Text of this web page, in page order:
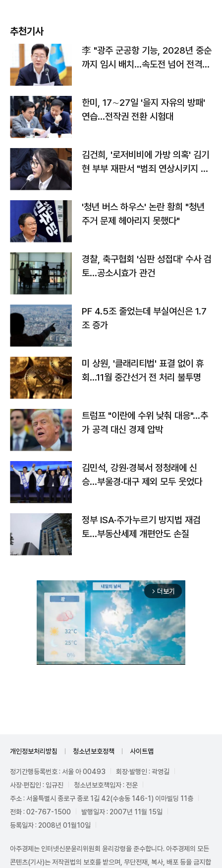
추천기사
李 "광주 군공항 기능, 2028년 중순
까지 임시 배치…속도전 넘어 전격
한미, 17∼27일 '을지 자유의 방패'
연습…전작권 전환 시험대
김건희, '로저비비에 가방 의혹' 김기
현 부부 재판서 "범죄 연상시키지 말
'청년 버스 하우스' 논란 황희 "청년
주거 문제 헤아리지 못했다"
경찰, 축구협회 '심판 성접대' 수사 검
토…공소시효가 관건
PF 4.5조 줄었는데 부실여신은 1.7
조 증가
미 상원, '클래리티법' 표결 없이 휴
회…11월 중간선거 전 처리 불투명
트럼프 "이란에 수위 낮춰 대응"…추
가 공격 대신 경제 압박
김민석, 강원·경북서 정청래에 신
승…부울경·대구 제외 모두 웃었다
정부 ISA·주가누르기 방지법 재검
토…부동산세제 개편안도 손질
arrow_forward_ios 더보기
개인정보처리방침 청소년보호정책 사이트맵
정기간행등록번호 : 서울 아 00493
회장·발행인 : 곽영길
사장·편집인 : 임규진
청소년보호책임자 : 전운
주소 : 서울특별시 종로구 종로 1길 42(수송동 146-1) 이마빌딩 11층
전화 : 02-767-1500
발행일자 : 2007년 11월 15일
등록일자 : 2008년 01월10일
아주경제는 인터넷신문윤리위원회 윤리강령을 준수합니다. 아주경제의 모든
콘텐츠(기사)는 저작권법의 보호를 받으며, 무단전재, 복사, 배포 등을 금지합